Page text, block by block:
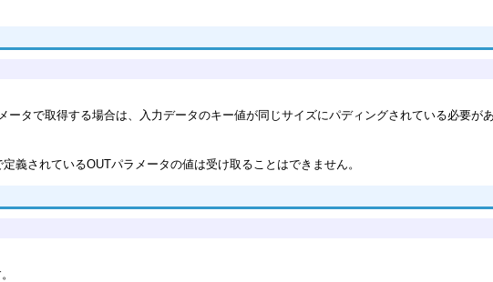
タで取得する場合は、入力データのキー値が同じサイズにパディングされている必要があ
義されているOUTパラメータの値は受け取ることはできません。